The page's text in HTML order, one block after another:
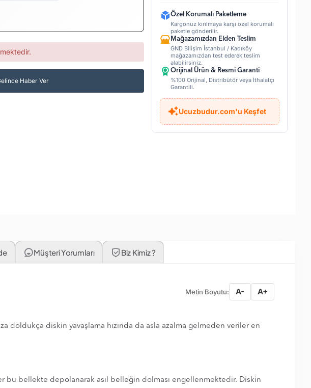
Haber Ver
Özel Korumalı Paketleme
Kargonuz kırılmaya karşı özel korumalı
paketle gönderilir.
Mağazamızdan Elden Teslim
GND Bilişim İstanbul / Kadıköy
mağazamızdan test ederek teslim
alabilirsiniz.
Orijinal Ürün & Resmi Garanti
%100 Orijinal, Distribütör veya İthalatçı
Garantili.
Ucuzbudur.com'u Keşfet
Müşteri Yorumları Biz Kimiz ?
Metin Boyutu: A- A+
doldukça diskin yavaşlama hızında da asla azalma gelmeden veriler en
bu bellekte depolanarak asıl belleğin dolması engellenmektedir. Diskin